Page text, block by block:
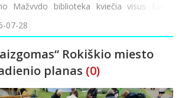
Mažvydo biblioteka kviečia visus šalies
prie išskirtinės akcijos – iki spalio 31
07-28
Rokiškio miesto
planas (0)